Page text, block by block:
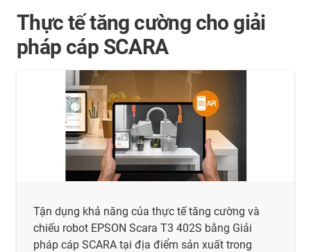
Thực tế tăng cường cho giải
pháp cáp SCARA
Tận dụng khả năng của thực tế tăng cường và
chiếu robot EPSON Scara T3 402S bằng Giải
pháp cáp SCARA tại địa điểm sản xuất trong